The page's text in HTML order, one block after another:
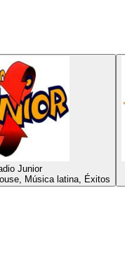
Junior
Música latina, Éxitos